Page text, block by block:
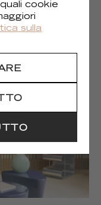
cookie
sulla